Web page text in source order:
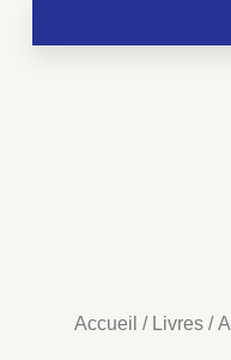
Accueil / Livres/